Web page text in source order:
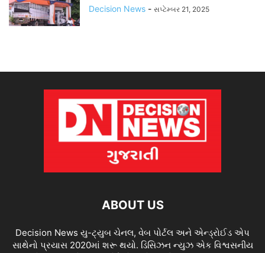
Decision News - સપ્ટેમ્બર 21, 2025
ABOUT US
Decision News યુ-ટ્યુબ ચેનલ, વેબ પોર્ટલ અને એન્ડ્રોઈડ એપ
સાથેનો પ્રયાસ 2020માં શરૂ થયો. ડિસિઝન ન્યુઝ એક વિશ્વસનીય